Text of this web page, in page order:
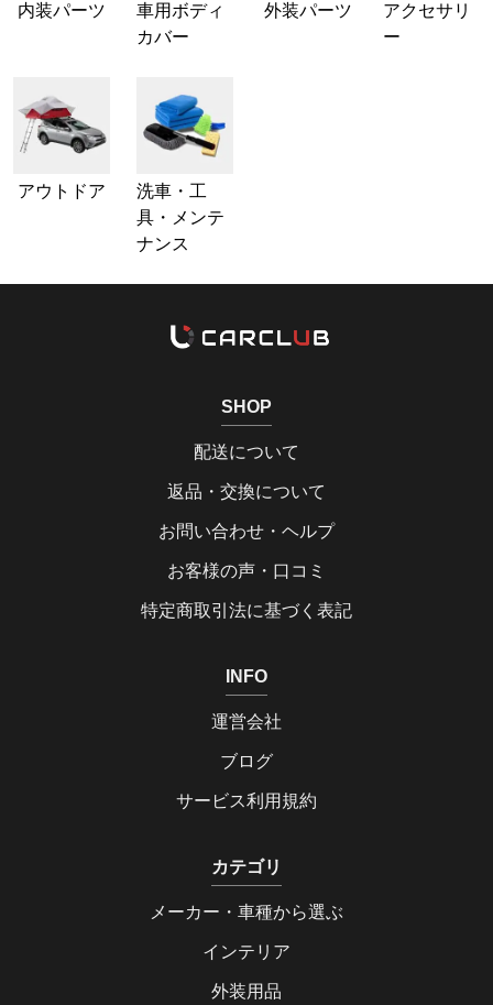
内装パーツ
車用ボディ
カバー
外装パーツ
アクセサリ
ー
アウトドア
洗車・工
具・メンテ
ナンス
SHOP
配送について
返品・交換について
お問い合わせ・ヘルプ
お客様の声・口コミ
特定商取引法に基づく表記
INFO
運営会社
ブログ
サービス利用規約
カテゴリ
メーカー・車種から選ぶ
インテリア
外装用品